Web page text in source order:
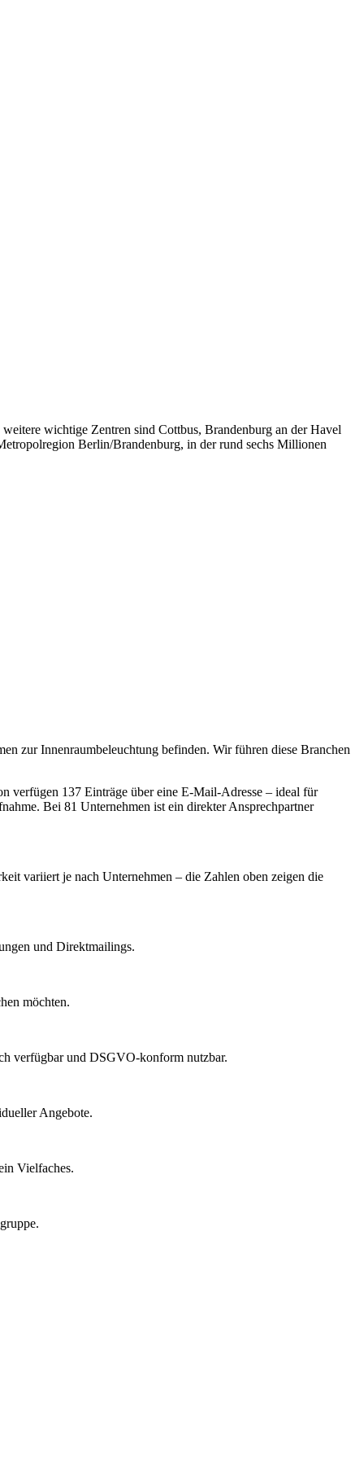
wichtige Zentren sind Cottbus, Brandenburg an der Havel
Berlin/Brandenburg, in der rund sechs Millionen
zur Innenraumbeleuchtung befinden. Wir führen diese Branchen
verfügen 137 Einträge über eine E-Mail-Adresse – ideal für
Bei 81 Unternehmen ist ein direkter Ansprechpartner
variiert je nach Unternehmen – die Zahlen oben zeigen die
und Direktmailings.
möchten.
verfügbar und DSGVO-konform nutzbar.
Angebote.
Vielfaches.